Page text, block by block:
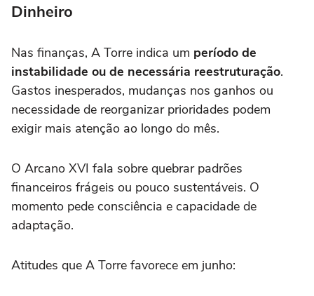
Dinheiro
Nas finanças, A Torre indica um período de
instabilidade ou de necessária reestruturação.
Gastos inesperados, mudanças nos ganhos ou
necessidade de reorganizar prioridades podem
exigir mais atenção ao longo do mês.
O Arcano XVI fala sobre quebrar padrões
financeiros frágeis ou pouco sustentáveis. O
momento pede consciência e capacidade de
adaptação.
Atitudes que A Torre favorece em junho: